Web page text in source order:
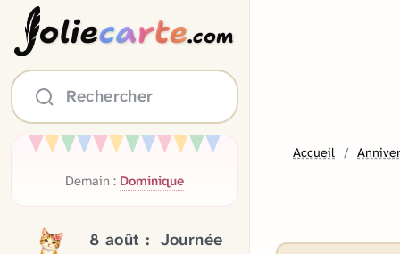
oliecarte.com
Rechercher
Demain : Dominique
8 août : Journée
Accueil